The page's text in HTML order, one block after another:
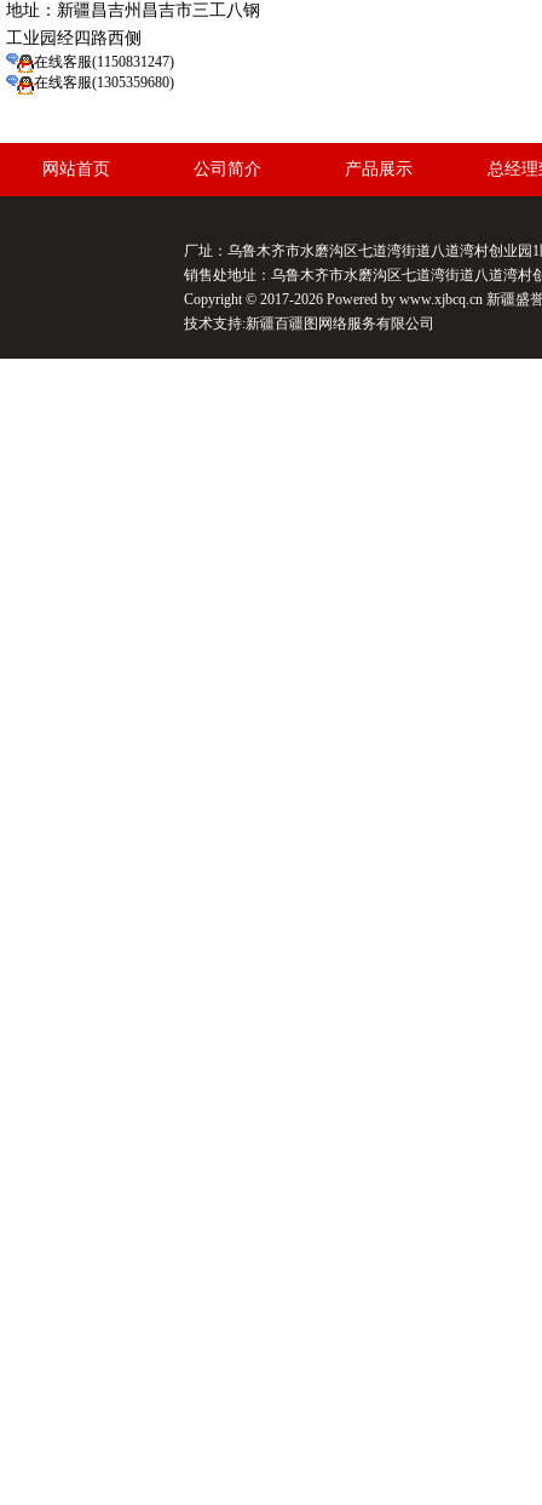
地址：新疆昌吉州昌吉市三工八钢
工业园经四路西侧
在线客服(1150831247)
在线客服(1305359680)
网站首页 公司简介 产品展示 总经理
厂址：乌鲁木齐市水磨沟区七道湾街道八道湾村创业园1
销售处地址：乌鲁木齐市水磨沟区七道湾街道八道湾村
Copyright © 2017-2026 Powered by www.xjbcq.cn 新疆
技术支持:新疆百疆图网络服务有限公司